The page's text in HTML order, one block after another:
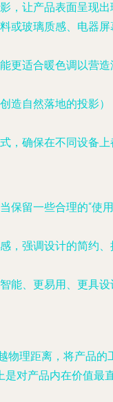
，让产品表面呈现出
或玻璃质感、电器
更适合暖色调以营
造自然落地的投影
，确保在不同设备
保留一些合理的“使
，强调设计的简约
能、更易用、更具
物理距离，将产品
对产品内在价值最